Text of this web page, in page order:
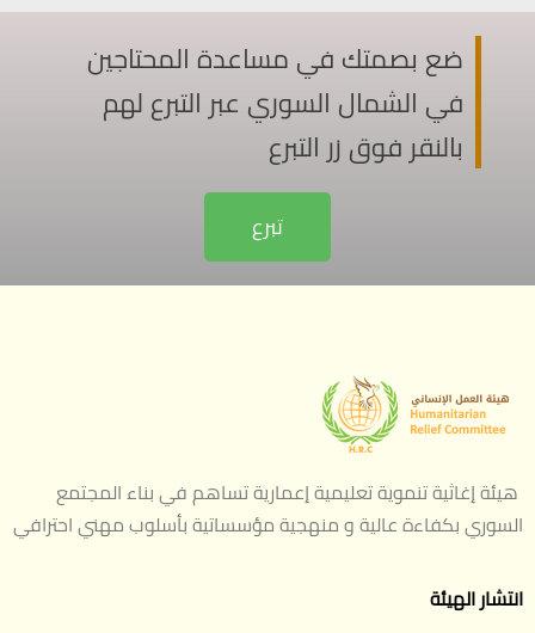
ضع بصمتك في مساعدة المحتاجين
في الشمال السوري عبر التبرع لهم
بالنقر فوق زر التبرع
تبرع
هيئة إغاثية تنموية تعليمية إعمارية تساهم في بناء المجتمع
السوري بكفاءة عالية و منهجية مؤسساتية بأسلوب مهني احترافي
انتشار الهيئة